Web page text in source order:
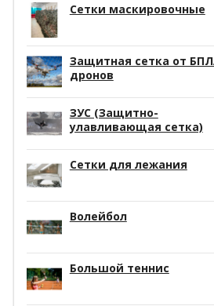
Сетки маскировочные
Защитная сетка от
дронов
ЗУС (Защитно-
улавливающая сетка)
Сетки для лежания
Волейбол
Большой теннис